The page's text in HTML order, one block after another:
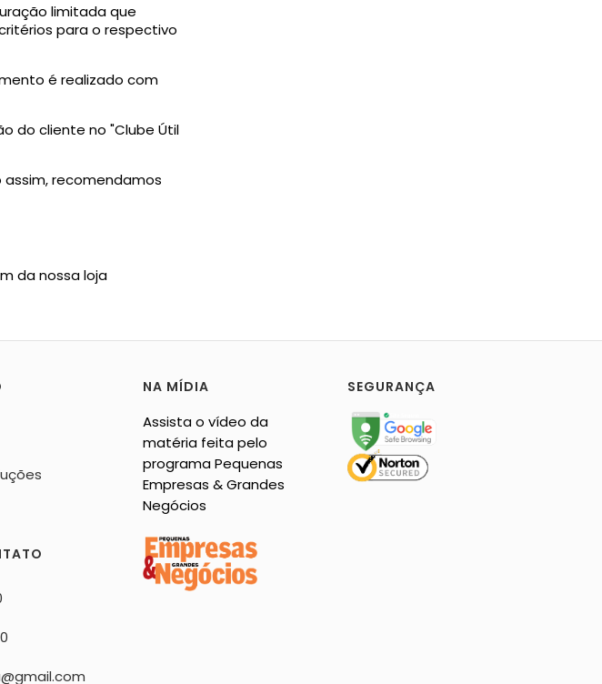
limitada que
para o respectivo
é realizado com
do cliente no "Clube Útil
recomendamos
da nossa loja
NA MÍDIA
Assista o vídeo da
matéria feita pelo
programa Pequenas
Empresas & Grandes
Negócios
SEGURANÇA